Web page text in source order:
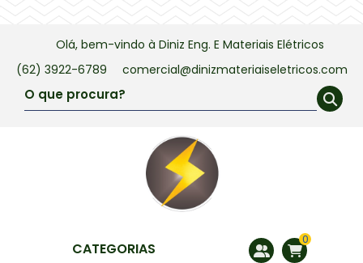
Olá, bem-vindo à Diniz Eng. E Materiais Elétricos
(62) 3922-6789
comercial@dinizmateriaiseletricos.com
CATEGORIAS 0